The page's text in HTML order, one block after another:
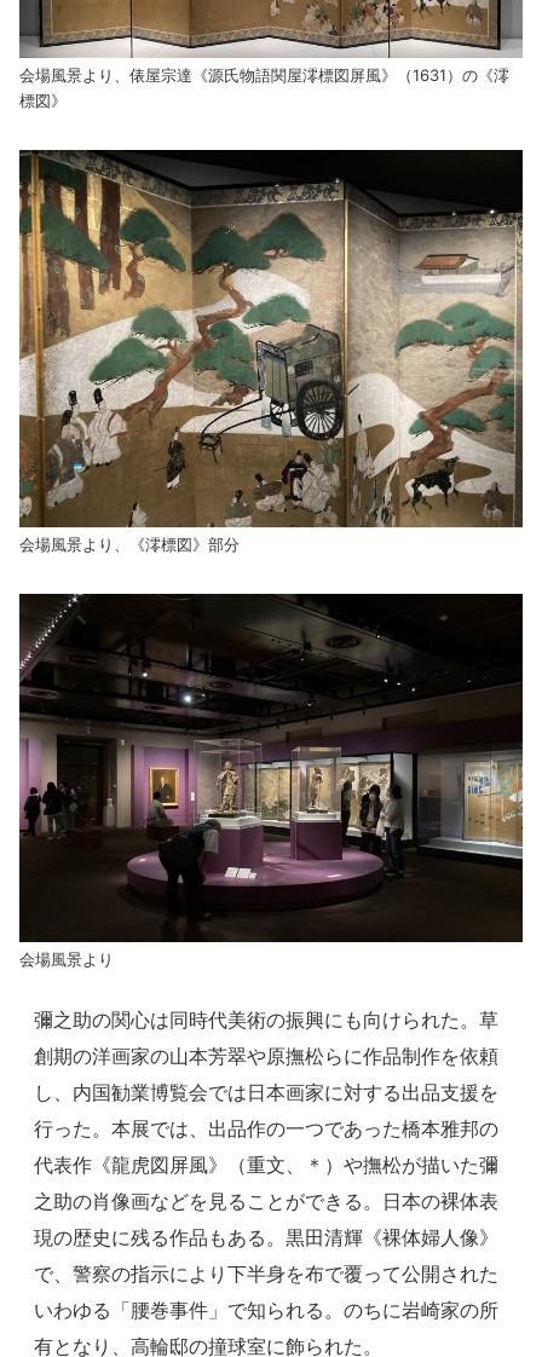
会場風景より、俵屋宗達《源氏物語関屋澪標図屏風》（1631）の《澪
標図》
会場風景より、《澪標図》部分
会場風景より
彌之助の関心は同時代美術の振興にも向けられた。草
創期の洋画家の山本芳翠や原撫松らに作品制作を依頼
し、内国勧業博覧会では日本画家に対する出品支援を
行った。本展では、出品作の一つであった橋本雅邦の
代表作《龍虎図屏風》（重文、＊）や撫松が描いた彌
之助の肖像画などを見ることができる。日本の裸体表
現の歴史に残る作品もある。黒田清輝《裸体婦人像》
で、警察の指示により下半身を布で覆って公開された
いわゆる「腰巻事件」で知られる。のちに岩崎家の所
有となり、高輪邸の撞球室に飾られた。